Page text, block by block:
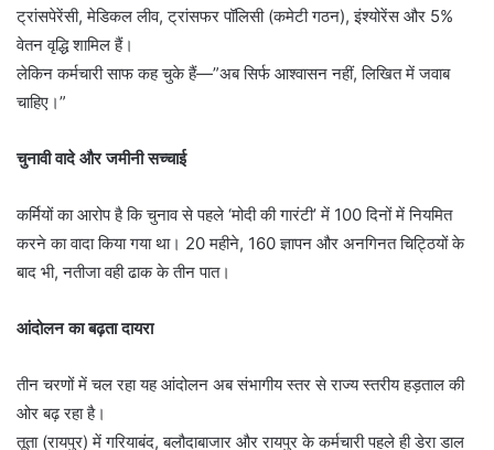
ट्रांसपेरेंसी, मेडिकल लीव, ट्रांसफर पॉलिसी (कमेटी गठन), इंश्योरेंस और 5%
वेतन वृद्धि शामिल हैं।
लेकिन कर्मचारी साफ कह चुके हैं—”अब सिर्फ आश्वासन नहीं, लिखित में जवाब
चाहिए।”
चुनावी वादे और जमीनी सच्चाई
कर्मियों का आरोप है कि चुनाव से पहले ‘मोदी की गारंटी’ में 100 दिनों में नियमित
करने का वादा किया गया था। 20 महीने, 160 ज्ञापन और अनगिनत चिट्ठियों के
बाद भी, नतीजा वही ढाक के तीन पात।
आंदोलन का बढ़ता दायरा
तीन चरणों में चल रहा यह आंदोलन अब संभागीय स्तर से राज्य स्तरीय हड़ताल की
ओर बढ़ रहा है।
तूता (रायपुर) में गरियाबंद, बलौदाबाजार और रायपुर के कर्मचारी पहले ही डेरा डाल